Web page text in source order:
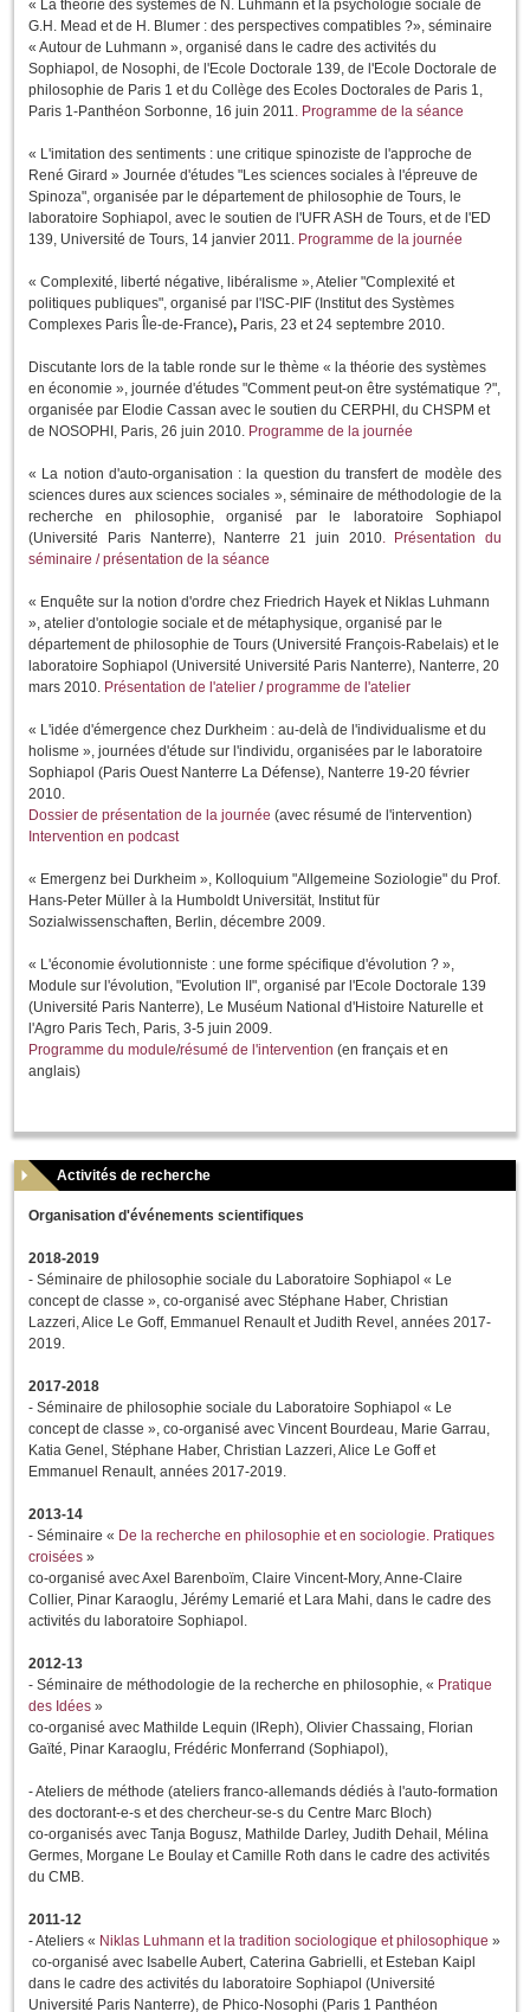
« La théorie des systèmes de N. Luhmann et la psychologie sociale de
G.H. Mead et de H. Blumer : des perspectives compatibles ?», séminaire
« Autour de Luhmann », organisé dans le cadre des activités du
Sophiapol, de Nosophi, de l'Ecole Doctorale 139, de l'Ecole Doctorale de
philosophie de Paris 1 et du Collège des Ecoles Doctorales de Paris 1,
Paris 1-Panthéon Sorbonne, 16 juin 2011. Programme de la séance
« L'imitation des sentiments : une critique spinoziste de l'approche de
René Girard » Journée d'études "Les sciences sociales à l'épreuve de
Spinoza", organisée par le département de philosophie de Tours, le
laboratoire Sophiapol, avec le soutien de l'UFR ASH de Tours, et de l'ED
139, Université de Tours, 14 janvier 2011. Programme de la journée
« Complexité, liberté négative, libéralisme », Atelier "Complexité et
politiques publiques", organisé par l'ISC-PIF (Institut des Systèmes
Complexes Paris Île-de-France), Paris, 23 et 24 septembre 2010.
Discutante lors de la table ronde sur le thème « la théorie des systèmes
en économie », journée d'études "Comment peut-on être systématique ?",
organisée par Elodie Cassan avec le soutien du CERPHI, du CHSPM et
de NOSOPHI, Paris, 26 juin 2010. Programme de la journée
« La notion d'auto-organisation : la question du transfert de modèle des
sciences dures aux sciences sociales », séminaire de méthodologie de la
recherche en philosophie, organisé par le laboratoire Sophiapol
(Université Paris Nanterre), Nanterre 21 juin 2010. Présentation du
séminaire / présentation de la séance
« Enquête sur la notion d'ordre chez Friedrich Hayek et Niklas Luhmann
», atelier d'ontologie sociale et de métaphysique, organisé par le
département de philosophie de Tours (Université François-Rabelais) et le
laboratoire Sophiapol (Université Université Paris Nanterre), Nanterre, 20
mars 2010. Présentation de l'atelier /programme de l'atelier
« L'idée d'émergence chez Durkheim : au-delà de l'individualisme et du
holisme », journées d'étude sur l'individu, organisées par le laboratoire
Sophiapol (Paris Ouest Nanterre La Défense), Nanterre 19-20 février
2010.
Dossier de présentation de la journée (avec résumé de l'intervention)
Intervention en podcast
« Emergenz bei Durkheim », Kolloquium "Allgemeine Soziologie" du Prof.
Hans-Peter Müller à la Humboldt Universität, Institut für
Sozialwissenschaften, Berlin, décembre 2009.
« L'économie évolutionniste : une forme spécifique d'évolution ? »,
Module sur l'évolution, "Evolution II", organisé par l'Ecole Doctorale 139
(Université Paris Nanterre), Le Muséum National d'Histoire Naturelle et
l'Agro Paris Tech, Paris, 3-5 juin 2009.
Programme du module/résumé de l'intervention (en français et en
anglais)
Activités de recherche
Organisation d'événements scientifiques
2018-2019
- Séminaire de philosophie sociale du Laboratoire Sophiapol « Le
concept de classe », co-organisé avec Stéphane Haber, Christian
Lazzeri, Alice Le Goff, Emmanuel Renault et Judith Revel, années 2017-
2019.
2017-2018
- Séminaire de philosophie sociale du Laboratoire Sophiapol « Le
concept de classe », co-organisé avec Vincent Bourdeau, Marie Garrau,
Katia Genel, Stéphane Haber, Christian Lazzeri, Alice Le Goff et
Emmanuel Renault, années 2017-2019.
2013-14
- Séminaire « De la recherche en philosophie et en sociologie. Pratiques
croisées »
co-organisé avec Axel Barenboïm, Claire Vincent-Mory, Anne-Claire
Collier, Pinar Karaoglu, Jérémy Lemarié et Lara Mahi, dans le cadre des
activités du laboratoire Sophiapol.
2012-13
- Séminaire de méthodologie de la recherche en philosophie, « Pratique
des Idées »
co-organisé avec Mathilde Lequin (IReph), Olivier Chassaing, Florian
Gaïté, Pinar Karaoglu, Frédéric Monferrand (Sophiapol),
- Ateliers de méthode (ateliers franco-allemands dédiés à l'auto-formation
des doctorant-e-s et des chercheur-se-s du Centre Marc Bloch)
co-organisés avec Tanja Bogusz, Mathilde Darley, Judith Dehail, Mélina
Germes, Morgane Le Boulay et Camille Roth dans le cadre des activités
du CMB.
2011-12
- Ateliers « Niklas Luhmann et la tradition sociologique et philosophique »
co-organisé avec Isabelle Aubert, Caterina Gabrielli, et Esteban Kaipl
dans le cadre des activités du laboratoire Sophiapol (Université
Université Paris Nanterre), de Phico-Nosophi (Paris 1 Panthéon